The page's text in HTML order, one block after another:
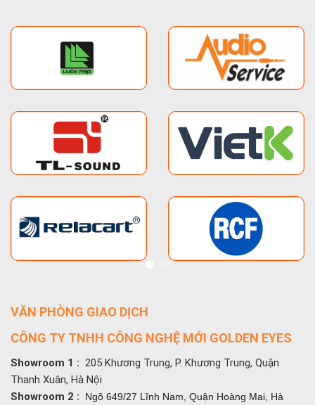
VĂN PHÒNG GIAO DỊCH
CÔNG TY TNHH CÔNG NGHỆ MỚI GOLDEN EYES
Showroom 1 : 205 Khương Trung, P. Khương Trung, Quận
Thanh Xuân, Hà Nội
Showroom 2 :
Ngõ 649/27 Lĩnh Nam, Quận Hoàng Mai, Hà